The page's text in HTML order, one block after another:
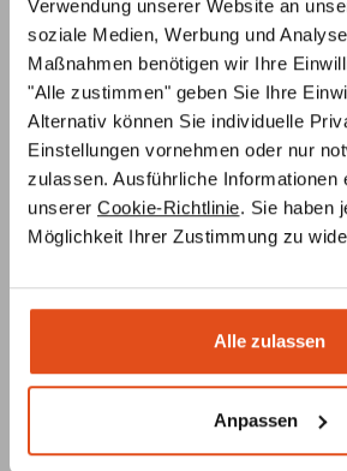
Verwendung unserer Website an
soziale Medien, Werbung und
Maßnahmen benötigen wir Ihre
"Alle zustimmen" geben Sie Ihre
Alternativ können Sie individuelle
Einstellungen vornehmen oder nur
zulassen. Ausführliche Informationen
unserer Cookie-Richtlinie. Sie haben
Möglichkeit Ihrer Zustimmung zu
Alle zulassen
Anpassen
Ofenplanung per
Lassen Sie sich von unseren
Ihres Wunsch-Ofens erstellen –
kostenlos, nach Ihren Angaben
Individuelle Beratung
UnsereOfenbauerstehen Ihnen
Unsere Ofenbauerberaten Sie
Ersatzteilen für Ihren Ofen oder
auch bei der Suche nach